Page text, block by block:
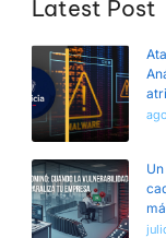
Latest Post